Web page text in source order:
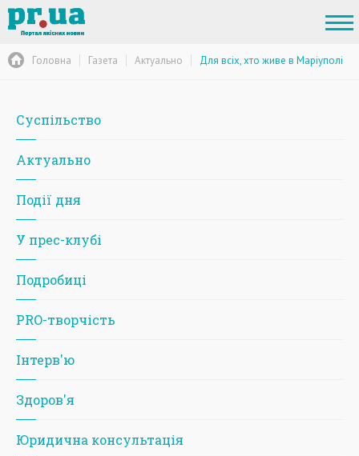
Головна Газета Актуально Для всіх, хто живе в Маріуполі
Суспільство
Актуально
Події дня
У прес-клубі
Подробиці
PRO-творчість
Iнтерв'ю
Здоров'я
Юридична консультація